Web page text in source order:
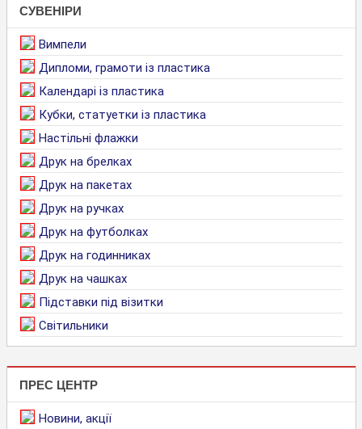
СУВЕНІРИ
Вимпели
Дипломи, грамоти із пластика
Календарі із пластика
Кубки, статуетки із пластика
Настільні флажки
Друк на брелках
Друк на пакетах
Друк на ручках
Друк на футболках
Друк на годинниках
Друк на чашках
Підставки під візитки
Світильники
ПРЕС ЦЕНТР
Новини, акції